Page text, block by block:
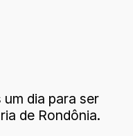
um dia para ser
de Rondônia.